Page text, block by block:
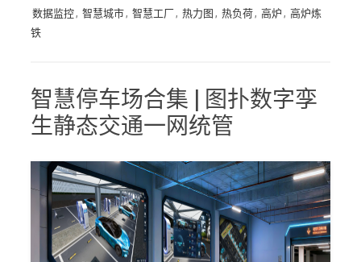
数据监控, 智慧城市, 智慧工厂, 热力图 , 热负荷, 高炉 , 高炉炼
铁
智慧停车场合集 | 图扑数字孪
生静态交通一网统管